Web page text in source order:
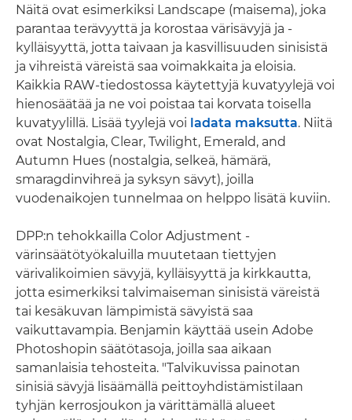
Näitä ovat esimerkiksi Landscape (maisema), joka
parantaa terävyyttä ja korostaa värisävyjä ja -
kylläisyyttä, jotta taivaan ja kasvillisuuden sinisistä
ja vihreistä väreistä saa voimakkaita ja eloisia.
Kaikkia RAW-tiedostossa käytettyjä kuvatyylejä voi
hienosäätää ja ne voi poistaa tai korvata toisella
kuvatyylillä. Lisää tyylejä voi ladata maksutta. Niitä
ovat Nostalgia, Clear, Twilight, Emerald, and
Autumn Hues (nostalgia, selkeä, hämärä,
smaragdinvihreä ja syksyn sävyt), joilla
vuodenaikojen tunnelmaa on helppo lisätä kuviin.
DPP:n tehokkailla Color Adjustment -
värinsäätötyökaluilla muutetaan tiettyjen
värivalikoimien sävyjä, kylläisyyttä ja kirkkautta,
jotta esimerkiksi talvimaiseman sinisistä väreistä
tai kesäkuvan lämpimistä sävyistä saa
vaikuttavampia. Benjamin käyttää usein Adobe
Photoshopin säätötasoja, joilla saa aikaan
samanlaisia tehosteita. "Talvikuvissa painotan
sinisiä sävyjä lisäämällä peittoyhdistämistilaan
tyhjän kerrosjoukon ja värittämällä alueet